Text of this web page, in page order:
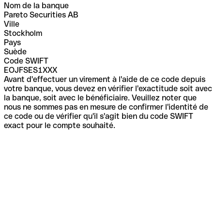
Nom de la banque
Pareto Securities AB
Ville
Stockholm
Pays
Suède
Code SWIFT
EOJFSES1XXX
Avant d'effectuer un virement à l'aide de ce code depuis
votre banque, vous devez en vérifier l'exactitude soit avec
la banque, soit avec le bénéficiaire. Veuillez noter que
nous ne sommes pas en mesure de confirmer l'identité de
ce code ou de vérifier qu'il s'agit bien du code SWIFT
exact pour le compte souhaité.